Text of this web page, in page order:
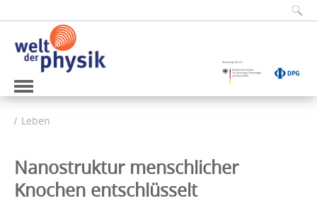
Leben
Nanostruktur menschlicher
Knochen entschlüsselt